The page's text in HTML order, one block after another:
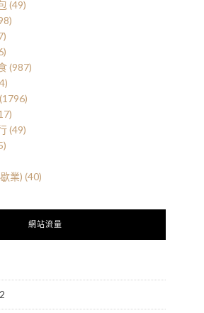
(49)
(987)
(49)
業) (40)
網站流量